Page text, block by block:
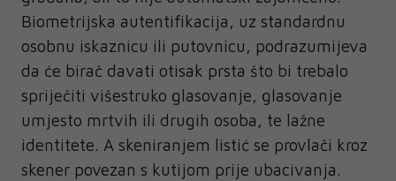
Biometrijska autentifikacija, uz standardnu
osobnu iskaznicu ili putovnicu, podrazumijeva
da će birač davati otisak prsta što bi trebalo
spriječiti višestruko glasovanje, glasovanje
umjesto mrtvih ili drugih osoba, te lažne
identitete. A skeniranjem listić se provlači kroz
skener povezan s kutijom prije ubacivanja.